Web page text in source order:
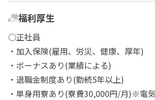
福利厚生
○正社員
・加入保険(雇用、労災、健康、厚年)
・ボーナスあり(業績による)
・退職金制度あり(勤続5年以上)
・単身用寮あり(寮費30,000円/月)※電